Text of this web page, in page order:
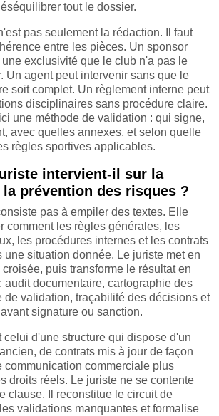
tout le dossier.
pas seulement la rédaction. Il faut
entre les pièces. Un sponsor
exclusivité que le club n'a pas le
Un agent peut intervenir sans que le
soit complet. Un règlement interne peut
disciplinaires sans procédure claire.
une méthode de validation : qui signe,
avec quelles annexes, et selon quelle
règles sportives applicables.
intervient-il sur la
prévention des risques ?
pas à empiler des textes. Elle
comment les règles générales, les
les procédures internes et les contrats
une situation donnée. Le juriste met en
puis transforme le résultat en
audit documentaire, cartographie des
de validation, traçabilité des décisions et
signature ou sanction.
celui d'une structure qui dispose d'un
de contrats mis à jour de façon
communication commerciale plus
droits réels. Le juriste ne se contente
clause. Il reconstitue le circuit de
validations manquantes et formalise